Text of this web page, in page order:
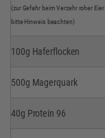
(zur Gefahr beim Verzehr roher Eier
bitte Hinweis beachten)
100g Haferflocken
500g Magerquark
40g Protein 96